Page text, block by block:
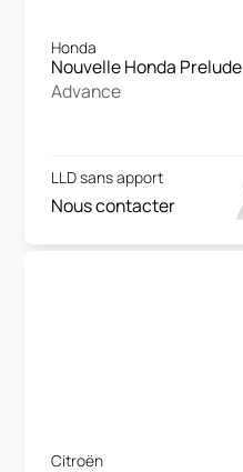
Honda
Nouvelle Honda Prelude
Advance
LLD sans apport
Nous contacter
Citroën